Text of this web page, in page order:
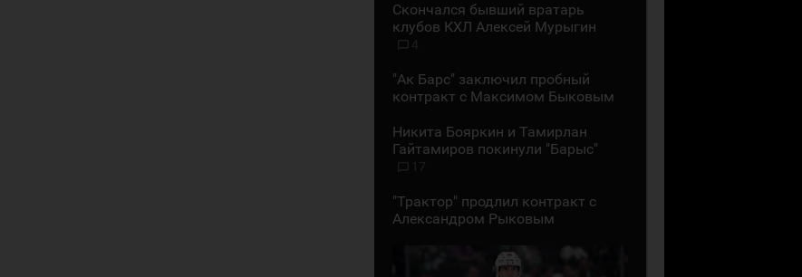
Скончался бывший вратарь
клубов КХЛ Алексей Мурыгин
4
"Ак Барс" заключил пробный
контракт с Максимом Быковым
Никита Бояркин и Тамирлан
Гайтамиров покинули "Барыс"
17
"Трактор" продлил контракт с
Александром Рыковым